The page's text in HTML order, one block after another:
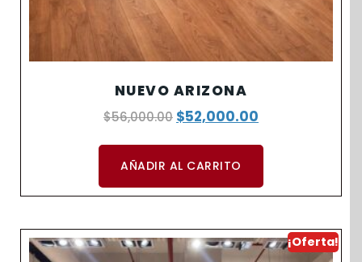
NUEVO ARIZONA
$56,000.00 $52,000.00
AÑADIR AL CARRITO
¡Oferta!